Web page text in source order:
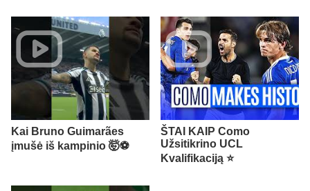
Kai Bruno Guimarães
įmušė iš kampinio 🤯⚽️
ŠTAI KAIP Como
Užsitikrino UCL
Kvalifikaciją ⭐